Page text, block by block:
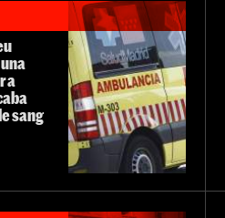
a
sang